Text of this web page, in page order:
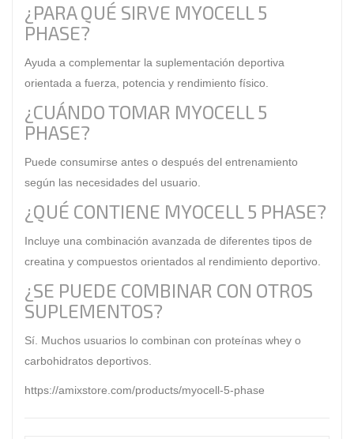
¿PARA QUÉ SIRVE MYOCELL 5
PHASE?
Ayuda a complementar la suplementación deportiva
orientada a fuerza, potencia y rendimiento físico.
¿CUÁNDO TOMAR MYOCELL 5
PHASE?
Puede consumirse antes o después del entrenamiento
según las necesidades del usuario.
¿QUÉ CONTIENE MYOCELL 5 PHASE?
Incluye una combinación avanzada de diferentes tipos de
creatina y compuestos orientados al rendimiento deportivo.
¿SE PUEDE COMBINAR CON OTROS
SUPLEMENTOS?
Sí. Muchos usuarios lo combinan con proteínas whey o
carbohidratos deportivos
https://amixstore.com/products/myocell-5-phase